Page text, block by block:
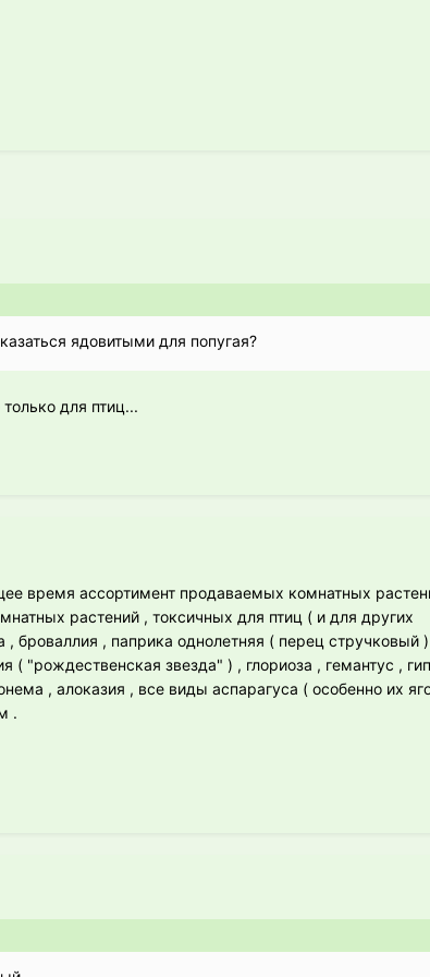
ядовитыми для попугая?
для птиц...
время ассортимент продаваемых комнатных
растений , токсичных для птиц ( и для других
броваллия , паприка однолетняя ( перец стручковый )
( "рождественская звезда" ) , глориоза , гемантус ,
, алоказия , все виды аспарагуса ( особенно их
.